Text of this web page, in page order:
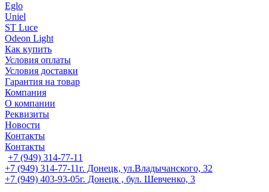
Eglo
Uniel
ST Luce
Odeon Light
Как купить
Условия оплаты
Условия доставки
Гарантия на товар
Компания
О компании
Реквизиты
Новости
Контакты
Контакты
+7 (949) 314-77-11
+7 (949) 314-77-11г. Донецк, ул.Владычанского, 32
+7 (949) 403-93-05г. Донецк , бул. Шевченко, 3